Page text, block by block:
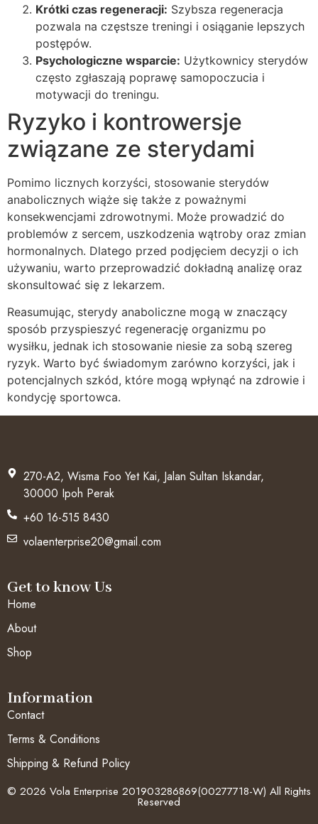
Krótki czas regeneracji: Szybsza regeneracja
pozwala na częstsze treningi i osiąganie lepszych
postępów.
Psychologiczne wsparcie: Użytkownicy sterydów
często zgłaszają poprawę samopoczucia i
motywacji do treningu.
Ryzyko i kontrowersje
związane ze sterydami
Pomimo licznych korzyści, stosowanie sterydów
anabolicznych wiąże się także z poważnymi
konsekwencjami zdrowotnymi. Może prowadzić do
problemów z sercem, uszkodzenia wątroby oraz zmian
hormonalnych. Dlatego przed podjęciem decyzji o ich
używaniu, warto przeprowadzić dokładną analizę oraz
skonsultować się z lekarzem.
Reasumując, sterydy anaboliczne mogą w znaczący
sposób przyspieszyć regenerację organizmu po
wysiłku, jednak ich stosowanie niesie za sobą szereg
ryzyk. Warto być świadomym zarówno korzyści, jak i
potencjalnych szkód, które mogą wpłynąć na zdrowie i
kondycję sportowca.
270-A2, Wisma Foo Yet Kai, Jalan Sultan Iskandar,
30000 Ipoh Perak
+60 16-515 8430
volaenterprise20@gmail.com
Get to know Us
Home
About
Shop
Information
Contact
Terms & Conditions
Shipping & Refund Policy
© 2026 Vola Enterprise 201903286869(00277718-W) All Rights
Reserved